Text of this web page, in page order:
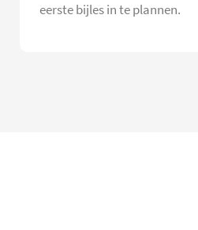
eerste bijles in te plannen.